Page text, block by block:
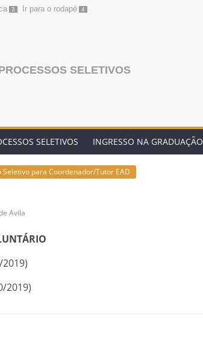
3 Ir para o rodapé 4
SELETIVOS
SELETIVOS INGRESSO NA GRADUAÇÃO
Seletivo para Coordenador/Tutor EAD
Avila
2019)